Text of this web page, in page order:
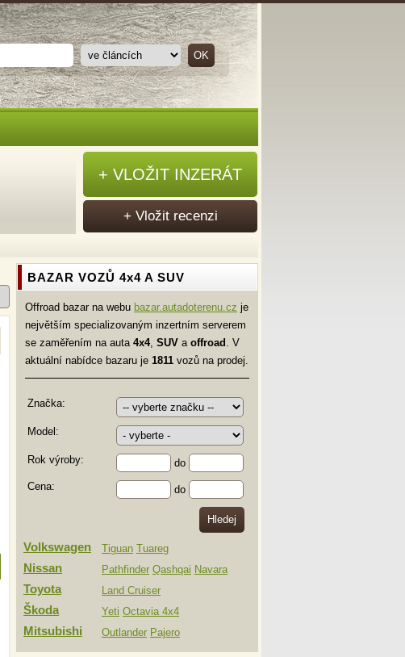
BAZAR VOZŮ 4x4 A SUV
Offroad bazar na webu bazar.autadoterenu.cz je
největším specializovaným inzertním serverem
se zaměřením na auta 4x4, SUV a offroad . V
aktuální nabídce bazaru je 1811 vozů na prodej.
Značka:
Model:
Rok výroby:
do
Cena:
do
Volkswagen Tiguan Tuareg
Nissan Pathfinder Qashqai Navara
Toyota Land Cruiser
Škoda Yeti Octavia 4x4
Mitsubishi Outlander Pajero
+ VLOŽIT INZERÁT
+ Vložit recenzi